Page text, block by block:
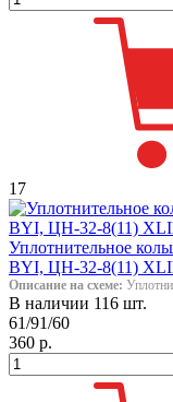
17
Уплотнительное
BYI, ЦН-32-8(11)
Описание на схеме:
В наличии 116 шт.
61/91/60
360 р.